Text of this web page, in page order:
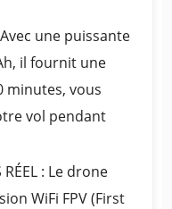
Avec une puissante
il fournit une
minutes, vous
vol pendant
RÉEL : Le drone
WiFi FPV (First